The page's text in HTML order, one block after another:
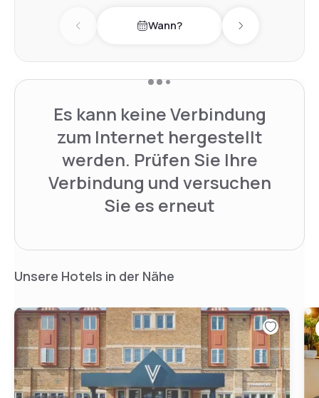
Previous day Wann? Next day
Es kann keine Verbindung
zum Internet hergestellt
werden. Prüfen Sie Ihre
Verbindung und versuchen
Sie es erneut
Unsere Hotels in der Nähe